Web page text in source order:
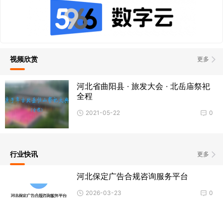
更多
视频欣赏
河北省曲阳县 · 旅发大会 · 北岳庙祭祀
全程
0
2021-05-22
更多
行业快讯
河北保定广告合规咨询服务平台
0
2026-03-23